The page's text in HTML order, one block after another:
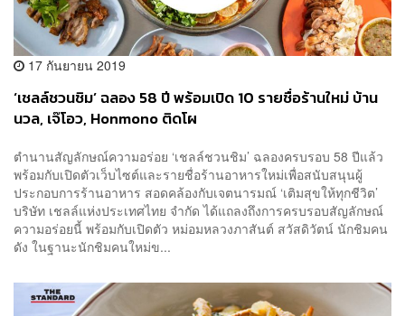
17 กันยายน 2019
‘เชลล์ชวนชิม’ ฉลอง 58 ปี พร้อมเปิด 10 รายชื่อร้านใหม่ บ้าน
นวล, เจ๊โอว, Honmono ติดโผ
ตำนานสัญลักษณ์ความอร่อย ‘เชลล์ชวนชิม’ ฉลองครบรอบ 58 ปีแล้ว
พร้อมกับเปิดตัวเว็บไซต์และรายชื่อร้านอาหารใหม่เพื่อสนับสนุนผู้
ประกอบการร้านอาหาร สอดคล้องกับเจตนารมณ์ ‘เติมสุขให้ทุกชีวิต’
บริษัท เชลล์แห่งประเทศไทย จำกัด ได้แถลงถึงการครบรอบสัญลักษณ์
ความอร่อยนี้ พร้อมกับเปิดตัว หม่อมหลวงภาสันต์ สวัสดิวัตน์ นักชิมคน
ดัง ในฐานะนักชิมคนใหม่ข...